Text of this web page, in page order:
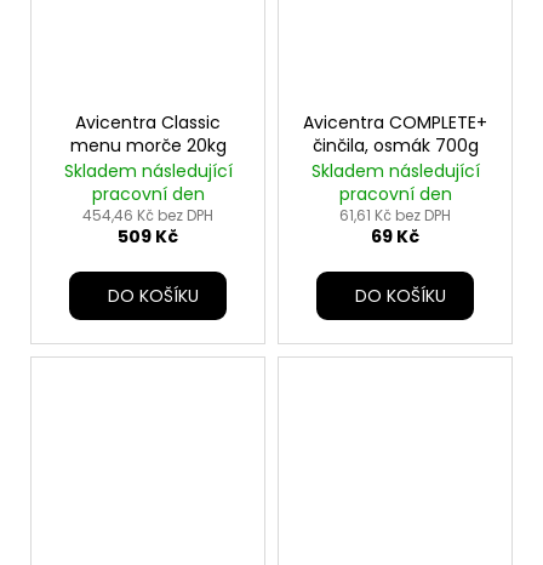
Avicentra Classic
menu morče 20kg
Skladem následující
pracovní den
454,46 Kč bez DPH
509 Kč
DO KOŠÍKU
Avicentra COMPLETE+
činčila, osmák 700g
Skladem následující
pracovní den
61,61 Kč bez DPH
69 Kč
DO KOŠÍKU